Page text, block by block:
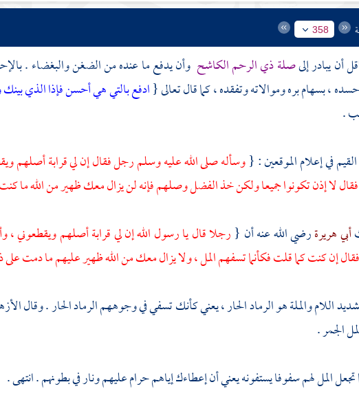
358
أن يبادر إلىصلة ذي الرحم الكاشح وأن يدفع ما عنده من الضغن والبغضاء .
، بسهام بره وموالاته وتفقده ، كما قال تعالى {ادفع بالتي هي أحسن فإذا الذي بينك
.
في إعلام الموقعين : {وسأله صلى الله عليه وسلم رجل فقال إن لي قرابة أصلهم
لا إذن تكونوا جميعا ولكن خذ الفضل وصلهم فإنه لن يزال معك ظهير من الله ما
أبي هريرةرضي الله عنه أن {رجلا قال يا رسول الله إن لي قرابة أصلهم ويقطعوني ،
إن كنت كما قلت فكأنما تسفهم المل ، ولا يزال معك من الله ظهير عليهم ما دمت
اللام والملة هو الرماد الحار ، يعني كأنك تسفي في وجوههم الرماد الحار . وقال
الجمر .
تجعل المل لهم سفوفا يستفونه يعني أن إعطاءك إياهم حرام عليهم ونار في بطونهم . انتهى .